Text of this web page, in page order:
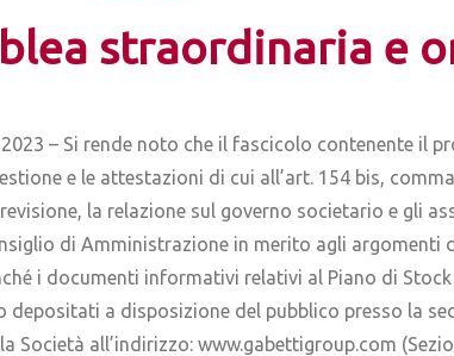
straordinaria e
– Si rende noto che il fascicolo contenente il
e le attestazioni di cui all’art. 154 bis,
la relazione sul governo societario e gli
di Amministrazione in merito agli argomenti
i documenti informativi relativi al Piano di
depositati a disposizione del pubblico presso la
Società all’indirizzo: www.gabettigroup.com